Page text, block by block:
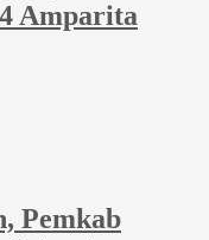
Amparita
Pemkab